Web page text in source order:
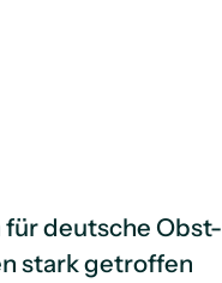
für deutsche Obst-
stark getroffen